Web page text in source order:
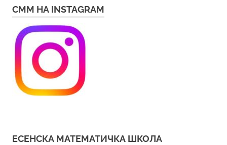
СММ НА INSTAGRAM
ЕСЕНСКА МАТЕМАТИЧКА ШКОЛА